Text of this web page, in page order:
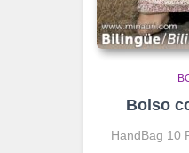
Bolso
HandBag 10